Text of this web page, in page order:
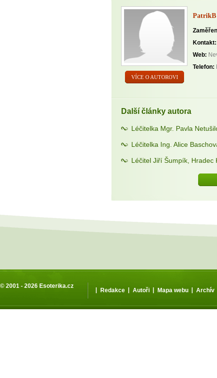
VÍCE O AUTOROVI
PatrikB
Kontakt:
Web:
Telefon:
Další články autora
Léčitelka Mgr. Pavla
Léčitelka Ing. Alice
Léčitel Jiří Šumpík, Hradec
© 2001 - 2026 Esoterika.cz
| Redakce | Autoři | Mapa webu | Archív